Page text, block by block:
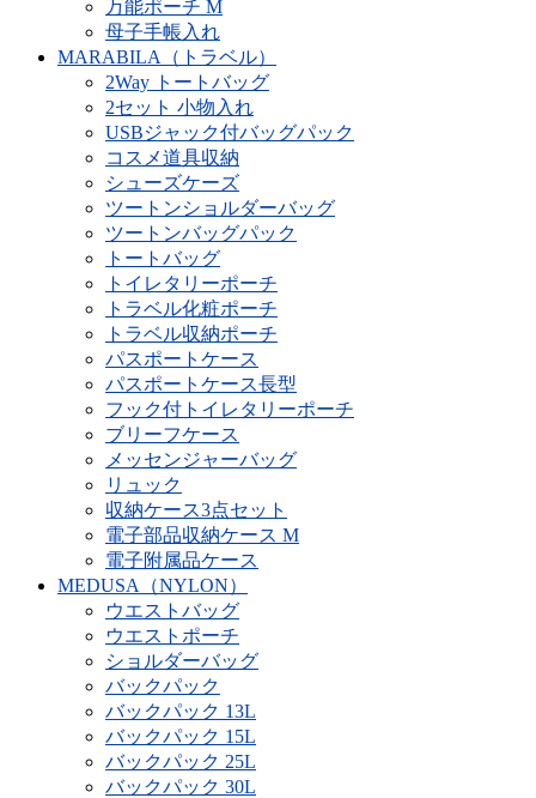
万能ポーチ M
母子手帳入れ
MARABILA（トラベル）
2Way トートバッグ
2セット 小物入れ
USBジャック付バッグパック
コスメ道具収納
シューズケーズ
ツートンショルダーバッグ
ツートンバッグパック
トートバッグ
トイレタリーポーチ
トラベル化粧ポーチ
トラベル収納ポーチ
パスポートケース
パスポートケース長型
フック付トイレタリーポーチ
ブリーフケース
メッセンジャーバッグ
リュック
収納ケース3点セット
電子部品収納ケース M
電子附属品ケース
MEDUSA（NYLON）
ウエストバッグ
ウエストポーチ
ショルダーバッグ
バックパック
バックパック 13L
バックパック 15L
バックパック 25L
バックパック 30L